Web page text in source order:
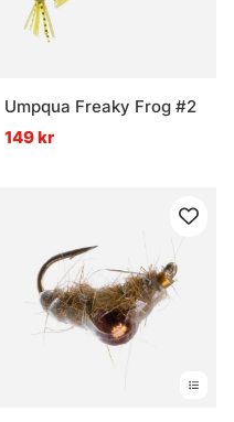
Umpqua Freaky Frog #2
149 kr